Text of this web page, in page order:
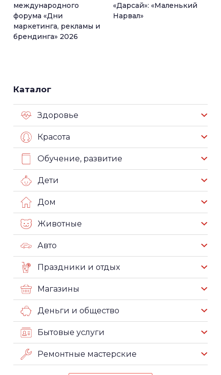
международного
форума «Дни
маркетинга, рекламы и
брендинга» 2026
«Дарсай»: «Маленький
Нарвал»
Каталог
Здоровье
Красота
Обучение, развитие
Дети
Дом
Животные
Авто
Праздники и отдых
Магазины
Деньги и общество
Бытовые услуги
Ремонтные мастерские